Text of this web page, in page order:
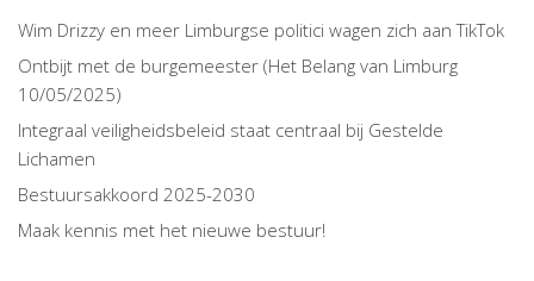
Wim Drizzy en meer Limburgse politici wagen zich aan TikTok
Ontbijt met de burgemeester (Het Belang van Limburg
10/05/2025)
Integraal veiligheidsbeleid staat centraal bij Gestelde
Lichamen
Bestuursakkoord 2025-2030
Maak kennis met het nieuwe bestuur!